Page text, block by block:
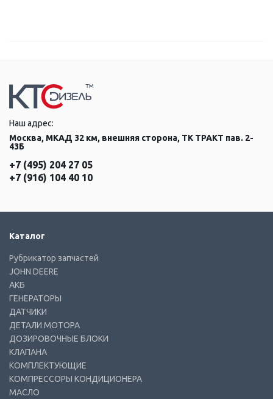
Наш адрес:
Москва, МКАД 32 км, внешняя сторона, ТК ТРАКТ пав. 2-
43Б
+7 (495) 204 27 05
+7 (916) 104 40 10
Каталог
Рубрикатор запчастей
JOHN DEERE
АКБ
ГЕНЕРАТОРЫ
ДАТЧИКИ
ДЕТАЛИ МОТОРА
ДОЗИРОВОЧНЫЕ БЛОКИ
КЛАПАНА
КОМПЛЕКТУЮЩИЕ
КОМПРЕССОРЫ КОНДИЦИОНЕРА
МАСЛО